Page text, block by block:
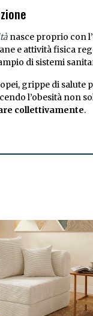
nasce proprio con
e attività fisica
di sistemi
grippe di
l’obesità non
collettivamente.